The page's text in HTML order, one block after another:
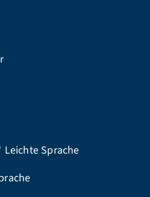
Sprache